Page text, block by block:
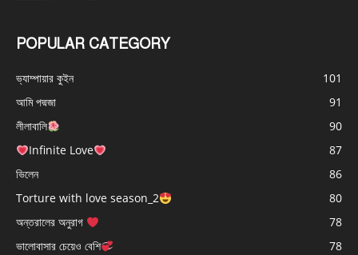
POPULAR CATEGORY
ভ্যাম্পায়ার কুইন
101
আমি পদ্মজা
91
লীলাবালি
90
Infinite Love
87
ভিলেন
86
Torture with love season_2
80
অন্তরালের অনুরাগ
78
ভালোবাসার চেয়েও বেশি
78